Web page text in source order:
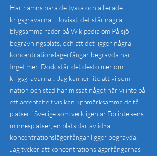
Här nämns bara de tyska och allierade
krigsgravarna… Jovisst, det står några
blygsamma rader på Wikipedia om Pålsjö
begravningsplats, och att det ligger några
koncentrationslägerfångar begravda här –
Inget mer. Dock står det desto mer om
krigsgravarna… Jag känner lite att vi som
nation och stad har missat något när vi inte på
ett acceptabelt vis kan uppmärksamma de få
platser i Sverige som verkligen är Förintelsens
minnesplatser, en plats där avlidna
koncentrationslägerfångar ligger begravda.
Jag tycker att koncentrationslägerfångarnas